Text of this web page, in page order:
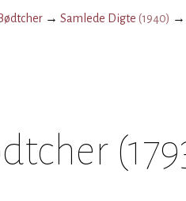
→ Samlede Digte (1940) →